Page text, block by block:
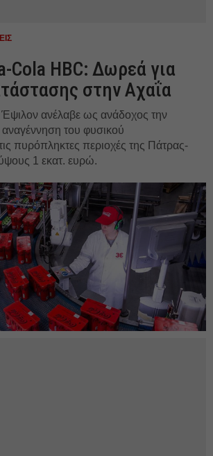
Cola HBC: Δωρεά για
στην Αχαΐα
ανέλαβε ως ανάδοχος την
του φυσικού
πυρόπληκτες περιοχές της Πάτρας-
1 εκατ. ευρώ.